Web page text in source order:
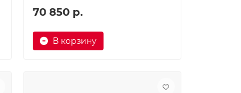
70 850 р.
В корзину